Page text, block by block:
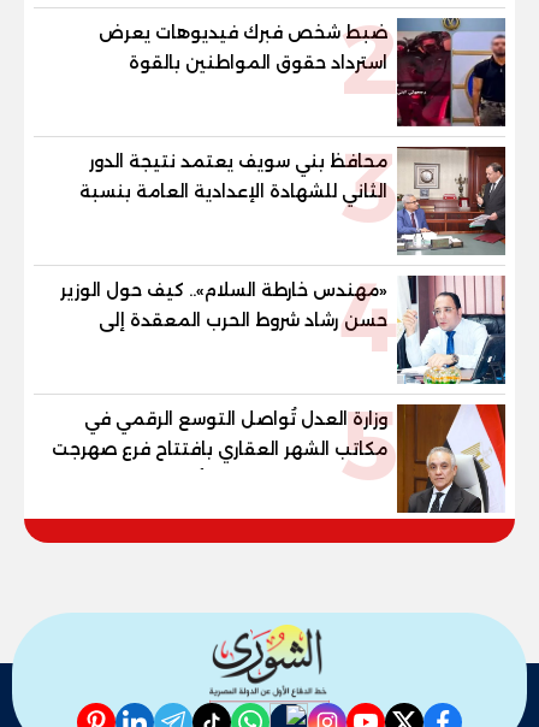
2
ضبط شخص فبرك فيديوهات يعرض
استرداد حقوق المواطنين بالقوة
3
محافظ بني سويف يعتمد نتيجة الدور
الثاني للشهادة الإعدادية العامة بنسبة
والنور للمكفوفين
4
«مهندس خارطة السلام».. كيف حول الوزير
حسن رشاد شروط الحرب المعقدة إلى
"خارطة طريق" للانسحاب والإعمار؟
5
وزارة العدل تُواصل التوسع الرقمي في
مكاتب الشهر العقاري بافتتاح فرع صهرجت
الصغرى بمركز ومدينه أجا محافظة